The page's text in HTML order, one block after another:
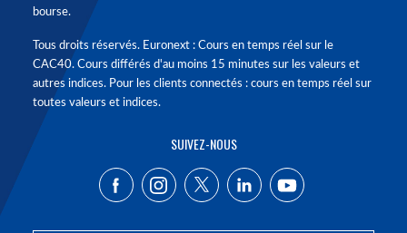
bourse.
Tous droits réservés. Euronext : Cours en temps réel sur le
CAC40. Cours différés d'au moins 15 minutes sur les valeurs et
autres indices. Pour les clients connectés : cours en temps réel sur
toutes valeurs et indices.
SUIVEZ-NOUS